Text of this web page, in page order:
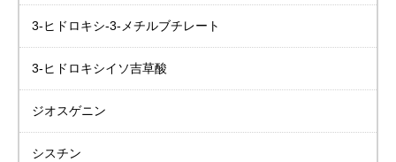
3-ヒドロキシ-3-メチルブチレート
3-ヒドロキシイソ吉草酸
ジオスゲニン
シスチン